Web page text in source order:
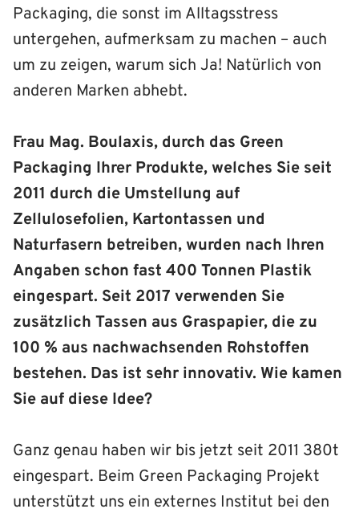
Packaging, die sonst im Alltagsstress
untergehen, aufmerksam zu machen – auch
um zu zeigen, warum sich Ja! Natürlich von
anderen Marken abhebt.
Frau Mag. Boulaxis, durch das Green
Packaging Ihrer Produkte, welches Sie seit
2011 durch die Umstellung auf
Zellulosefolien, Kartontassen und
Naturfasern betreiben, wurden nach Ihren
Angaben schon fast 400 Tonnen Plastik
eingespart. Seit 2017 verwenden Sie
zusätzlich Tassen aus Graspapier, die zu
100 % aus nachwachsenden Rohstoffen
bestehen. Das ist sehr innovativ. Wie kamen
Sie auf diese Idee?
Ganz genau haben wir bis jetzt seit 2011 380t
eingespart. Beim Green Packaging Projekt
unterstützt uns ein externes Institut bei den